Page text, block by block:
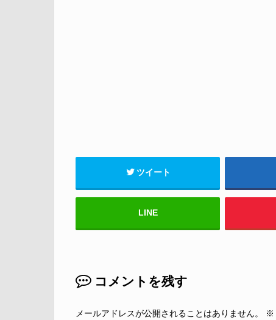
ツイート
LINE
コメントを残す
メールアドレスが公開されることはありません。 ※